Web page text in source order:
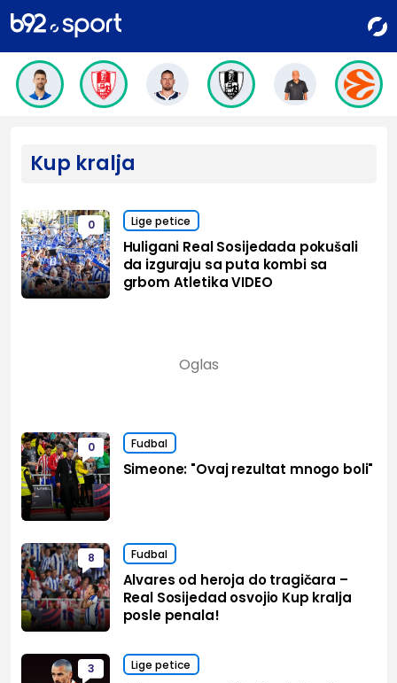
Kup kralja
0 Lige petice
Huligani Real Sosijedada pokušali
da izguraju sa puta kombi sa
grbom Atletika VIDEO
0 Fudbal
Simeone: "Ovaj rezultat mnogo boli"
8 Fudbal
Alvares od heroja do tragičara –
Real Sosijedad osvojio Kup kralja
posle penala!
3 Lige petice